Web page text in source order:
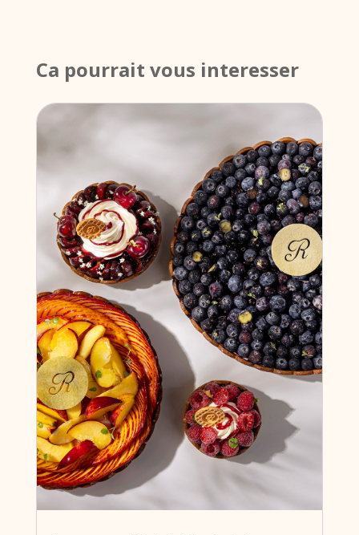
Ca pourrait vous interesser